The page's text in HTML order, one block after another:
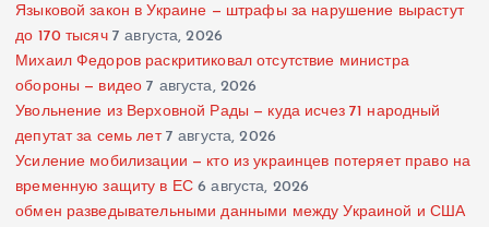
Языковой закон в Украине — штрафы за нарушение вырастут
до 170 тысяч 7 августа, 2026
Михаил Федоров раскритиковал отсутствие министра
обороны — видео 7 августа, 2026
Увольнение из Верховной Рады — куда исчез 71 народный
депутат за семь лет 7 августа, 2026
Усиление мобилизации — кто из украинцев потеряет право на
временную защиту в ЕС 6 августа, 2026
обмен разведывательными данными между Украиной и США